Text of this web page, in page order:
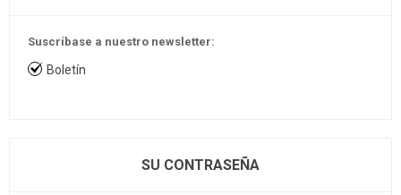
Suscríbase a nuestro newsletter:
Boletín
SU CONTRASEÑA